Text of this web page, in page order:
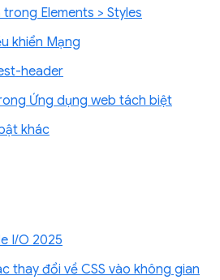
Elements > Styles
khiển Mạng
header
Ứng dụng web tách biệt
khác
I/O 2025
thay đổi về CSS vào không gian